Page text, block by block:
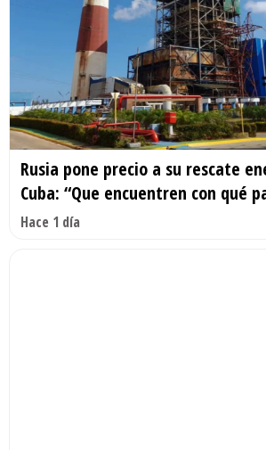
Rusia pone precio a su rescate
Cuba: “Que encuentren con qué
Hace 1 día